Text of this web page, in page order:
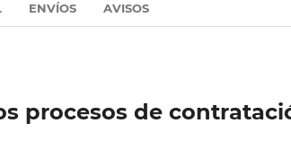
ENVÍOS AVISOS
procesos de